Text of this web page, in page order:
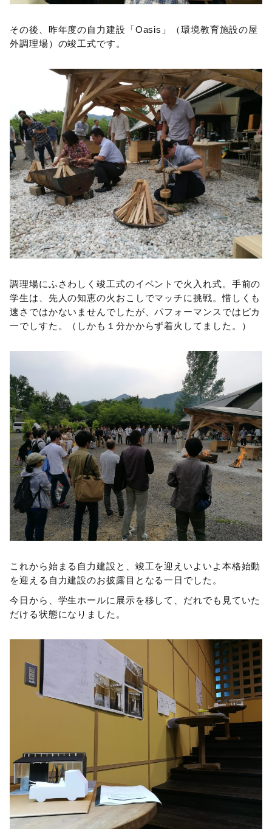
その後、昨年度の自力建設「Oasis」（環境教育施設の屋
外調理場）の竣工式です。
調理場にふさわしく竣工式のイベントで火入れ式。手前の
学生は、先人の知恵の火おこしでマッチに挑戦。惜しくも
速さではかないませんでしたが、パフォーマンスではピカ
一でしすた。（しかも１分かからず着火してました。）
これから始まる自力建設と、竣工を迎えいよいよ本格始動
を迎える自力建設のお披露目となる一日でした。
今日から、学生ホールに展示を移して、だれでも見ていた
だける状態になりました。